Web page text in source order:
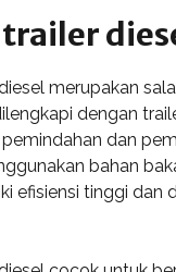
merupakan
dengan
dan
bahan
efisiensi tinggi dan